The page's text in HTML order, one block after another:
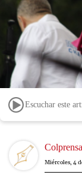
Escuchar este
Image Colprensa
Miércoles, 4